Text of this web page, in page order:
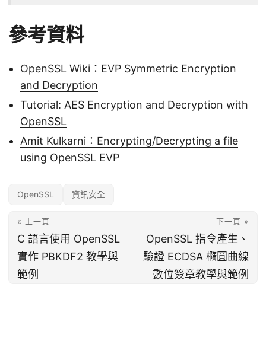
參考資料
OpenSSL Wiki：EVP Symmetric Encryption
and Decryption
Tutorial: AES Encryption and Decryption with
OpenSSL
Amit Kulkarni：Encrypting/Decrypting a file
using OpenSSL EVP
OpenSSL 資訊安全
« 上一頁
C 語言使用 OpenSSL
實作 PBKDF2 教學與
範例
下一頁 »
OpenSSL 指令產生、
驗證 ECDSA 橢圓曲線
數位簽章教學與範例